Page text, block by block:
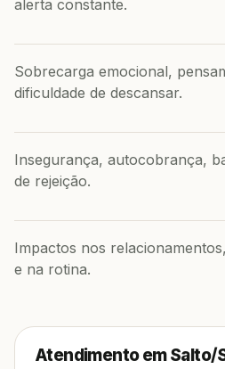
alerta constante.
Sobrecarga emocional,
dificuldade de descansar.
Insegurança, autocobrança,
de rejeição.
Impactos nos
e na rotina.
Atendimento em Salto/